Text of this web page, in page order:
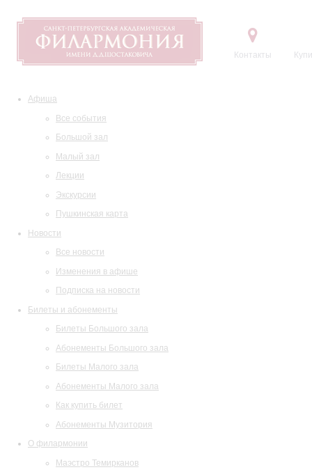
Контакты
Афиша
Все события
Большой зал
Малый зал
Лекции
Экскурсии
Пушкинская карта
Новости
Все новости
Изменения в афише
Подписка на новости
Билеты и абонементы
Билеты Большого зала
Абонементы Большого зала
Билеты Малого зала
Абонементы Малого зала
Как купить билет
Абонементы Музитория
О филармонии
Маэстро Темирканов